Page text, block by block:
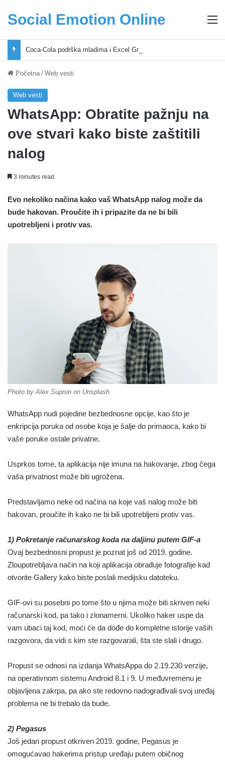
Social Emotion Online
Početna / Web vesti
Web vesti
WhatsApp: Obratite pažnju na
ove stvari kako biste zaštitili
nalog
3 minutes read
Evo nekoliko načina kako vaš WhatsApp nalog može da
bude hakovan. Proučite ih i pripazite da ne bi bili
upotrebljeni i protiv vas.
Photo by Alex Suprun on Unsplash
WhatsApp nudi pojedine bezbednosne opcije, kao što je
enkripcija poruka od osobe koja je šalje do primaoca, kako bi
vaše poruke ostale privatne.
Usprkos tome, ta aplikacija nije imuna na hakovanje, zbog čega
vaša privatnost može biti ugrožena.
Predstavljamo neke od načina na koje vaš nalog može biti
hakovan, proučite ih kako ne bi bili upotrebljeni protiv vas.
1) Pokretanje računarskog koda na daljinu putem GIF-a
Ovaj bezbednosni propust je poznat još od 2019. godine.
Zloupotrebljava način na koji aplikacija obrađuje fotografije kad
otvorite Gallery kako biste poslali medijsku datoteku.
GIF-ovi su posebni po tome što u njima može biti skriven neki
računarski kod, pa tako i zlonamerni. Ukoliko haker uspe da
vam ubaci taj kod, moći će da dođe do kompletne istorije vaših
razgovora, da vidi s kim ste razgovarali, šta ste slali i drugo.
Propust se odnosi na izdanja WhatsAppa do 2.19.230 verzije,
na operativnom sistemu Android 8.1 i 9. U međuvremenu je
objavljena zakrpa, pa ako ste redovno nadograđivali svoj uređaj
problema ne bi trebalo da bude.
2) Pegasus
Još jedan propust otkriven 2019. godine, Pegasus je
omogućavao hakerima pristup uređaju putem običnog